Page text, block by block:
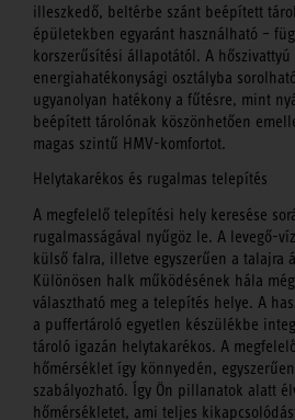
illeszkedő, beltérbe szánt beépített
épületekben egyaránt használható –
korszerűsítési állapotától. A hőszivattyú
energiahatékonysági osztályba
ugyanolyan hatékony a fűtésre, mint
beépített tárolónak köszönhetően
magas szintű HMV-komfortot.
Helytakarékos és rugalmas telepítés
A megfelelő telepítési hely keresése
rugalmasságával nyűgöz le. A levegő-
külső falra, illetve egyszerűen a talajra
Különösen halk működésének hála
választható meg a telepítés helye. A
a puffertároló egyetlen készülékbe
tároló igazán helytakarékos. A
hőmérséklet így könnyedén,
szabályozható. Így Ön pillanatok alatt
hőmérsékletet, ami teljes